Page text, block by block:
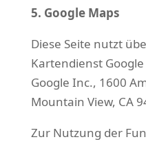
5. Google Maps
Diese Seite nutzt
Kartendienst
Google Inc., 1600
Mountain View, CA
Zur Nutzung der